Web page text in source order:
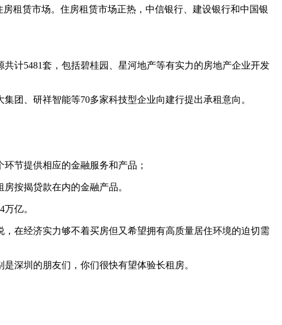
租赁市场。住房租赁市场正热，中信银行、建设银行和中国银
计5481套，包括碧桂园、星河地产等有实力的房地产企业开发
团、研祥智能等70多家科技型企业向建行提出承租意向。
节提供相应的金融服务和产品；
按揭贷款在内的金融产品。
亿。
在经济实力够不着买房但又希望拥有高质量居住环境的迫切需
深圳的朋友们，你们很快有望体验长租房。